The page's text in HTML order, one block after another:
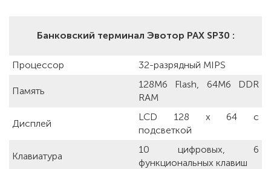
Банковский терминал Эвотор PAX SP30 :
Процессор 32-разрядный MIPS
Память
128Mб Flash, 64Мб DDR
RAM
Дисплей
LCD 128 x 64 с
подсветкой
Клавиатура
10 цифровых, 6
функциональных клавиш